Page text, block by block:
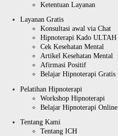
Ketentuan Layanan
Layanan Gratis
Konsultasi awal via Chat
Hipnoterapi Kado ULTAH
Cek Kesehatan Mental
Artikel Kesehatan Mental
Afirmasi Positif
Belajar Hipnoterapi Gratis
Pelatihan Hipnoterapi
Workshop Hipnoterapi
Belajar Hipnoterapi Online
Tentang Kami
Tentang ICH